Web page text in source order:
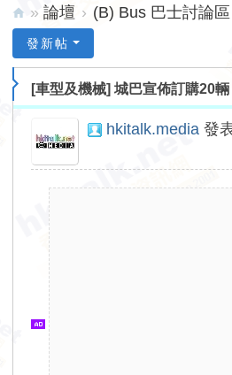
lk.
» 論壇 › (B) Bus 巴士討論區
發新帖
[車型及機械]城巴宣佈訂購20
hkitalk.media 發